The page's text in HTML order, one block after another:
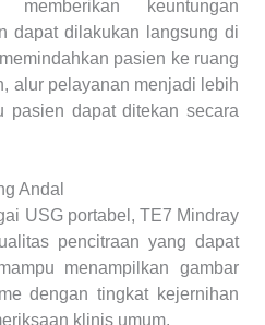
keuntungan
dapat dilakukan langsung di
pasien ke ruang
alur pelayanan menjadi lebih
pasien dapat ditekan secara
Andal
USG portabel, TE7 Mindray
pencitraan yang dapat
menampilkan gambar
dengan tingkat kejernihan
klinis umum.